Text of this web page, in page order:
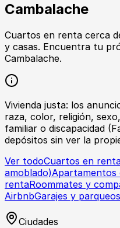
Cambalache
Cuartos en renta cerca
y casas. Encuentra tu
Cambalache.
Vivienda justa: los
raza, color, religión,
familiar o discapacidad
depósitos sin ver la
Ver todoCuartos en
amoblado)Apartamentos
rentaRoommates y
AirbnbGarajes y parqueos
Ciudades